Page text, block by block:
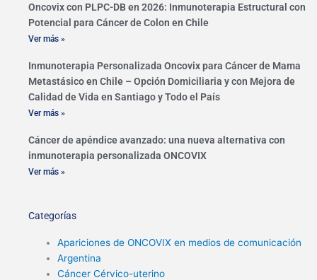
Oncovix con PLPC-DB en 2026: Inmunoterapia Estructural con
Potencial para Cáncer de Colon en Chile
Ver más »
Inmunoterapia Personalizada Oncovix para Cáncer de Mama
Metastásico en Chile – Opción Domiciliaria y con Mejora de
Calidad de Vida en Santiago y Todo el País
Ver más »
Cáncer de apéndice avanzado: una nueva alternativa con
inmunoterapia personalizada ONCOVIX
Ver más »
Categorías
Apariciones de ONCOVIX en medios de comunicación
Argentina
Cáncer Cérvico-uterino